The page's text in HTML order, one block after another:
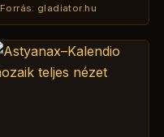
Forrás: gladiator.hu